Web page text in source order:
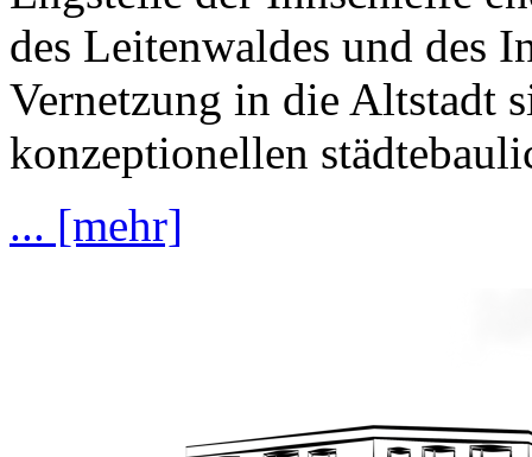
des Leitenwaldes und des
Vernetzung in die Altstadt
konzeptionellen
... [mehr]